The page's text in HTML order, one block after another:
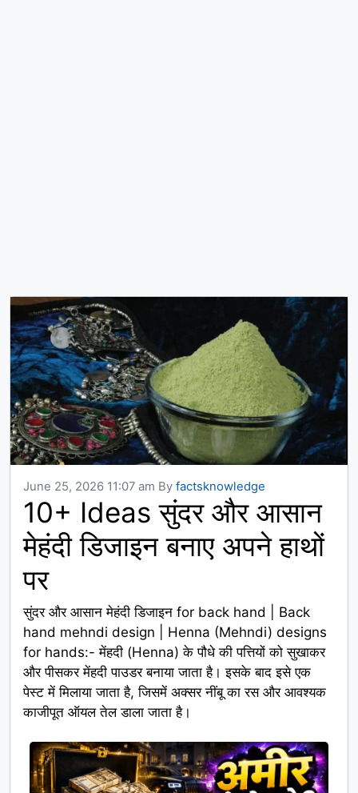
June 25, 2026 11:07 am By factsknowledge
10+ Ideas सुंदर और आसान
मेहंदी डिजाइन बनाए अपने हाथों
पर
सुंदर और आसान मेहंदी डिजाइन for back hand | Back
hand mehndi design | Henna (Mehndi) designs
for hands:- मेंहदी (Henna) के पौधे की पत्तियों को सुखाकर
और पीसकर मेंहदी पाउडर बनाया जाता है। इसके बाद इसे एक
पेस्ट में मिलाया जाता है, जिसमें अक्सर नींबू का रस और आवश्यक
काजीपूत ऑयल तेल डाला जाता है।